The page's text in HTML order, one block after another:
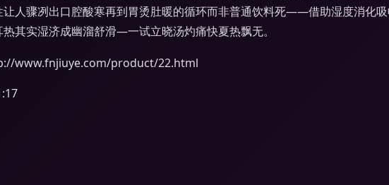
人骤冽出口腔酸寒再到胃烫肚暖的循环而非普通饮料死——借助湿度消化
其实湿济成幽溜舒滑—一试立晓汤灼痛快夏热飘无。
www.fnjiuye.com/product/22.html